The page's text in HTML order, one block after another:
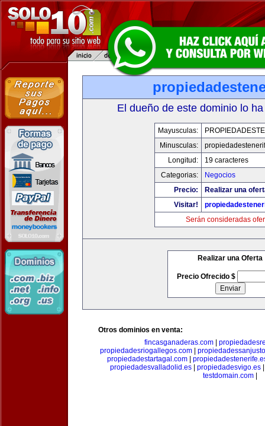
El dueño de este dominio lo
Mayusculas:
Minusculas:
Longitud:
19 caracteres
Categorias:
Negocios
Precio:
Realizar una
Visitar!
Serán consideradas
Realizar una Oferta
Precio Ofrecido $
Otros dominios en venta:
fincasganaderas.com|
propiedadesriogallegos.com|
propiedadestartagal.com|
propiedadesvalladolid.es
propiedadesvigo.es
testdomain.com